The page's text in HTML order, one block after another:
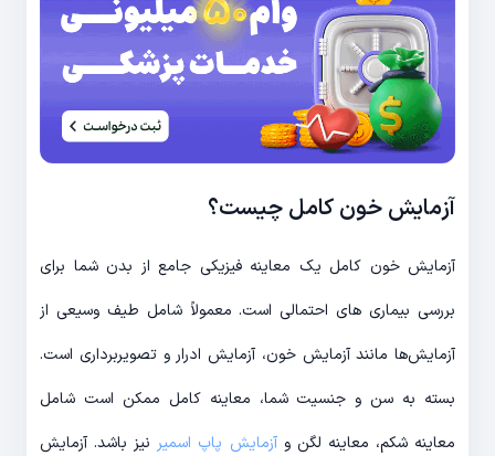
آزمایش خون کامل چیست؟
آزمایش خون کامل یک معاینه فیزیکی جامع از بدن شما برای
بررسی بیماری های احتمالی است. معمولاً شامل طیف وسیعی از
آزمایش‌ها مانند آزمایش خون، آزمایش ادرار و تصویربرداری است.
بسته به سن و جنسیت شما، معاینه کامل ممکن است شامل
معاینه شکم، معاینه لگن وآزمایش پاپ اسمیر نیز باشد. آزمایش